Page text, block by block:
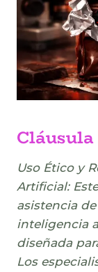
Uso Ético y
Artificial:
asistencia
inteligencia
diseñada
Los